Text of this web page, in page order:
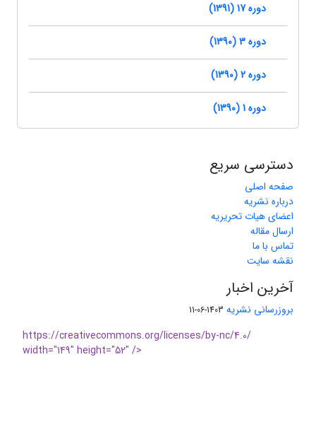
دوره 17 (1391)
دوره 3 (1390)
دوره 2 (1390)
دوره 1 (1390)
دسترسی سریع
صفحه اصلی
درباره نشریه
اعضای هیات تحریریه
ارسال مقاله
تماس با ما
نقشه سایت
آخرین اخبار
بروزرسانی نشریه 1403-06-11
https://creativecommons.org/licenses/by-nc/4.0/
width="149" height="52" />